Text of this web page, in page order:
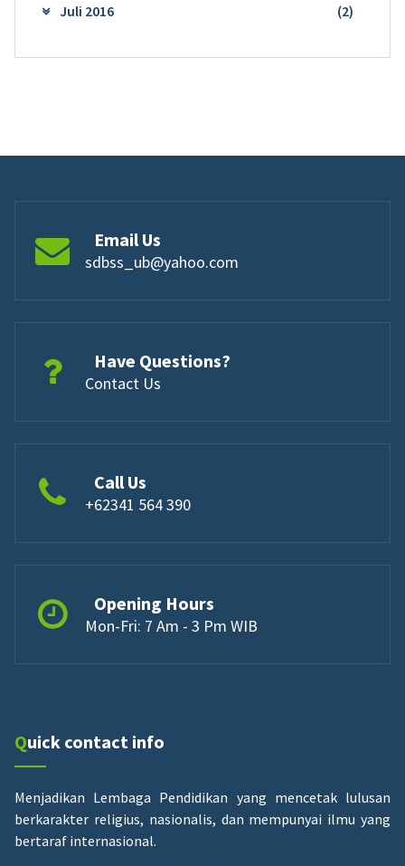
Juli 2016 (2)
Email Us
sdbss_ub@yahoo.com
Have Questions?
Contact Us
Call Us
+62341 564 390
Opening Hours
Mon-Fri: 7 Am - 3 Pm WIB
Quick contact info
Menjadikan Lembaga Pendidikan yang mencetak lulusan
berkarakter religius, nasionalis, dan mempunyai ilmu yang
bertaraf internasional.